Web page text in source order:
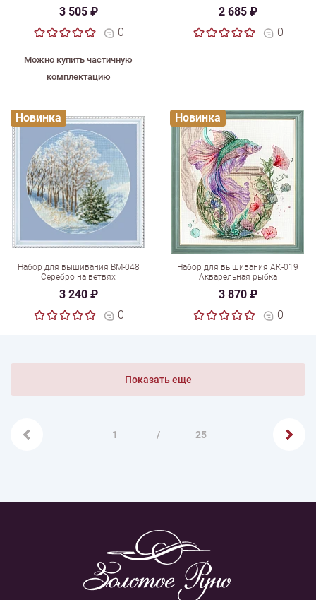
3 505 ₽
0
Можно купить частичную
комплектацию
2 685 ₽
0
Набор для вышивания ВМ-048
Серебро на ветвях
3 240 ₽
0
Новинка
Набор для вышивания АК-019
Акварельная рыбка
3 870 ₽
0
Новинка
Показать еще
1 / 25